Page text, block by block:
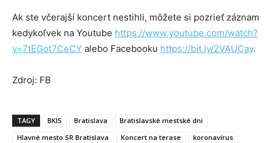
Ak ste včerajší koncert nestihli, môžete si pozrieť záznam
kedykoľvek na Youtube https://www.youtube.com/watch?
v=7tEGot7CeCY alebo Facebooku https://bit.ly/2VAUCay.
Zdroj: FB
TAGY BKIS Bratislava
Bratislavské mestské dni
Hlavné mesto SR Bratislava
Koncert na terase koronavírus